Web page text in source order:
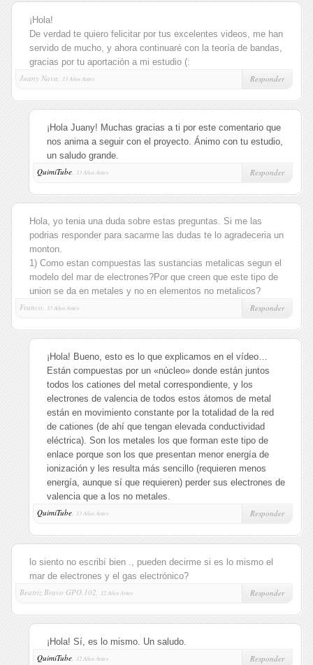
¡Hola!
De verdad te quiero felicitar por tus excelentes videos, me han
servido de mucho, y ahora continuaré con la teoría de bandas,
gracias por tu aportación a mi estudio (:
Juany Nava,
13 Años Antes Responder
¡Hola Juany! Muchas gracias a ti por este comentario que
nos anima a seguir con el proyecto. Ánimo con tu estudio,
un saludo grande.
QuimiTube, 13 Años Antes Responder
Hola, yo tenia una duda sobre estas preguntas. Si me las
podrias responder para sacarme las dudas te lo agradeceria un
monton.
1) Como estan compuestas las sustancias metalicas segun el
modelo del mar de electrones?Por que creen que este tipo de
union se da en metales y no en elementos no metalicos?
Franco,
13 Años Antes Responder
¡Hola! Bueno, esto es lo que explicamos en el vídeo…
Están compuestas por un «núcleo» donde están juntos
todos los cationes del metal correspondiente, y los
electrones de valencia de todos estos átomos de metal
están en movimiento constante por la totalidad de la red
de cationes (de ahí que tengan elevada conductividad
eléctrica). Son los metales los que forman este tipo de
enlace porque son los que presentan menor energía de
ionización y les resulta más sencillo (requieren menos
energía, aunque sí que requieren) perder sus electrones de
valencia que a los no metales.
QuimiTube, 13 Años Antes Responder
lo siento no escribí bien ., pueden decirme si es lo mismo el
mar de electrones y el gas electrónico?
Beatriz Bravo GPO.102,
12 Años Antes Responder
¡Hola! Sí, es lo mismo. Un saludo.
QuimiTube, 12 Años Antes Responder